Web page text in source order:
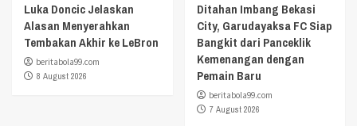
Luka Doncic Jelaskan
Alasan Menyerahkan
Tembakan Akhir ke LeBron
beritabola99.com
8 August 2026
Ditahan Imbang Bekasi
City, Garudayaksa FC Siap
Bangkit dari Panceklik
Kemenangan dengan
Pemain Baru
beritabola99.com
7 August 2026